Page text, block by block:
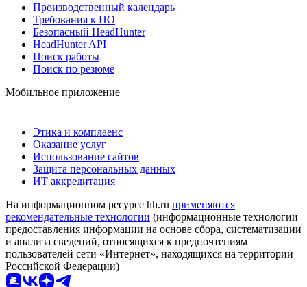
Производственный календарь
Требования к ПО
Безопасный HeadHunter
HeadHunter API
Поиск работы
Поиск по резюме
Мобильное приложение
Этика и комплаенс
Оказание услуг
Использование сайтов
Защита персональных данных
ИТ аккредитация
На информационном ресурсе hh.ru применяются
рекомендательные технологии (информационные технологии
предоставления информации на основе сбора, систематизации
и анализа сведений, относящихся к предпочтениям
пользователей сети «Интернет», находящихся на территории
Российской Федерации)